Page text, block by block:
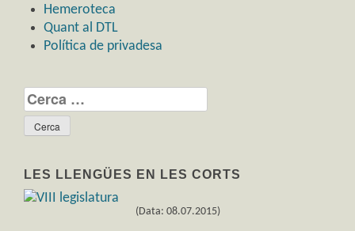
Hemeroteca
Quant al DTL
Política de privadesa
Cerca:
LES LLENGÜES EN LES CORTS
(Data: 08.07.2015)